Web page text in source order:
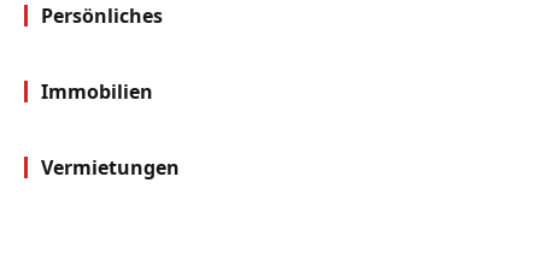
Persönliches
Immobilien
Vermietungen